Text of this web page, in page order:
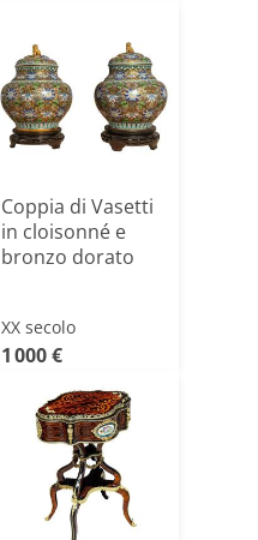
Coppia di Vasetti
in cloisonné e
bronzo dorato
XX secolo
1 000 €